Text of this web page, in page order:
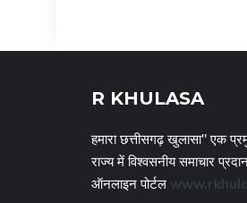
R KHULASA
हमारा छत्तीसगढ़ खुलासा" एक
राज्य में विश्वसनीय समाचार
ऑनलाइन पोर्टल